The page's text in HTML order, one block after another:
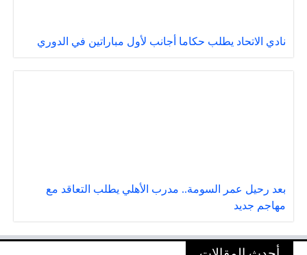
نادي الاتحاد يطلب حكاما أجانب لأول مباراتين في الدوري
بعد رحيل عمر السومة.. مدرب الأهلي يطلب التعاقد مع
مهاجم جديد